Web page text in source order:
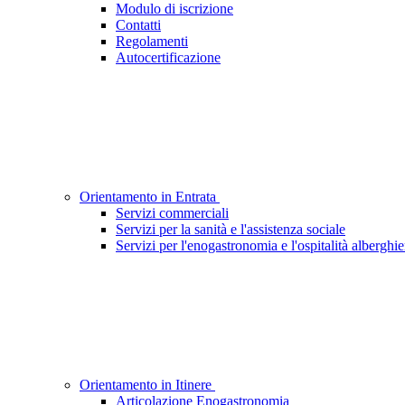
Modulo di iscrizione
Contatti
Regolamenti
Autocertificazione
Orientamento in Entrata
Servizi commerciali
Servizi per la sanità e l'assistenza sociale
Servizi per l'enogastronomia e l'ospitalità
Orientamento in Itinere
Articolazione Enogastronomia